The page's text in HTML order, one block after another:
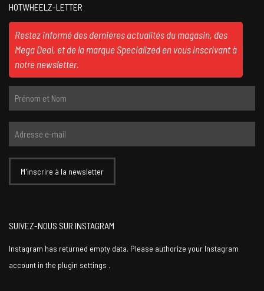
HOTWHEELZ-LETTER
Restez informé des dernières actualités du magasin, des
Mega Deal, et de la marque Specialized en vous inscrivant à
notre newsletter.
SUIVEZ-NOUS SUR INSTAGRAM
Instagram has returned empty data. Please authorize your Instagram
account in the plugin settings .